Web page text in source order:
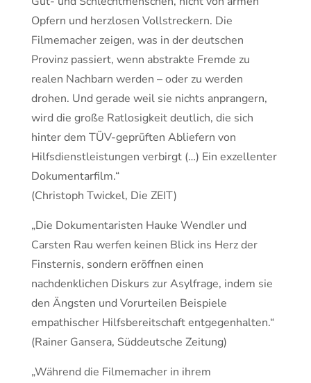
Opfern und herzlosen Vollstreckern. Die
Filmemacher zeigen, was in der deutschen
Provinz passiert, wenn abstrakte Fremde zu
realen Nachbarn werden – oder zu werden
drohen. Und gerade weil sie nichts anprangern,
wird die große Ratlosigkeit deutlich, die sich
hinter dem TÜV-geprüften Abliefern von
Hilfsdienstleistungen verbirgt (…) Ein exzellenter
Dokumentarfilm.“
(Christoph Twickel, Die ZEIT)
„Die Dokumentaristen Hauke Wendler und
Carsten Rau werfen keinen Blick ins Herz der
Finsternis, sondern eröffnen einen
nachdenklichen Diskurs zur Asylfrage, indem sie
den Ängsten und Vorurteilen Beispiele
empathischer Hilfsbereitschaft entgegenhalten.“
(Rainer Gansera, Süddeutsche Zeitung)
„Während die Filmemacher in ihrem